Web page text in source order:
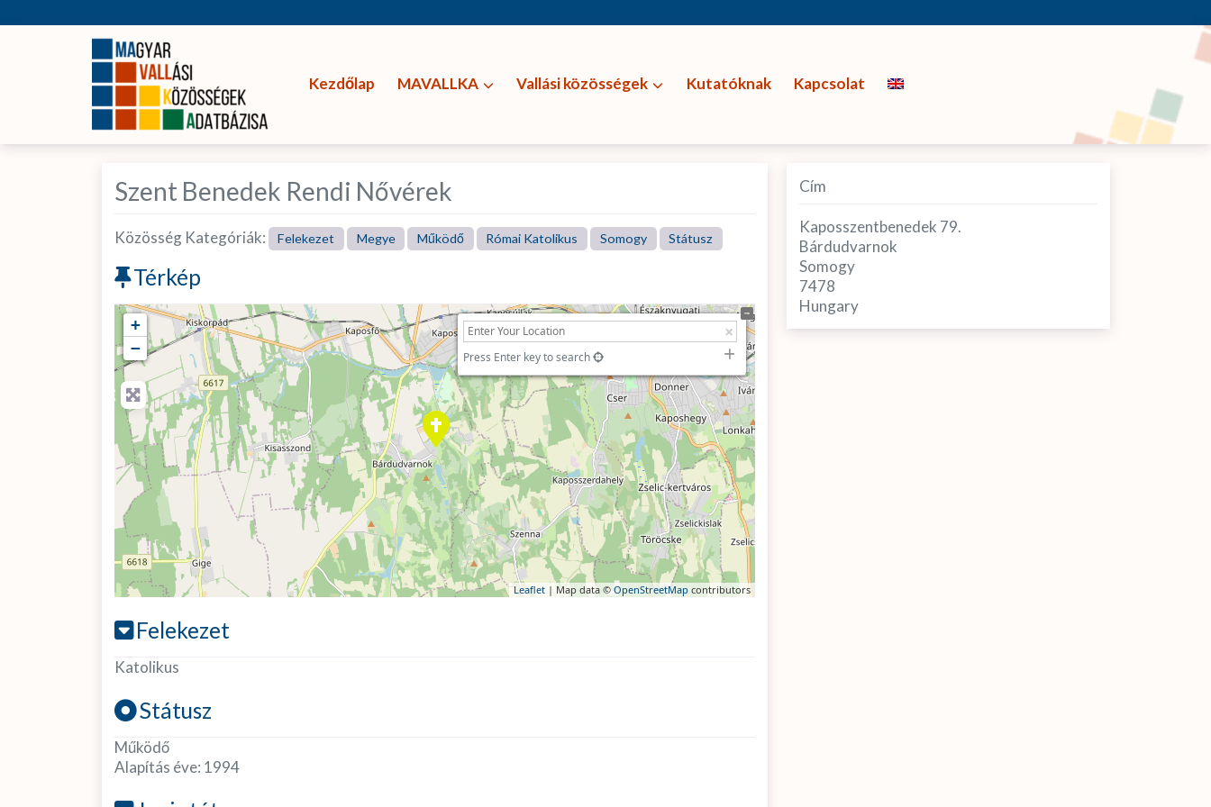
Kezdőlap MAVALLKA Vallási közösségek Kutatóknak Kapcsolat
Szent Benedek Rendi Nővérek
Közösség Kategóriák: Felekezet Megye Működő Római Katolikus Somogy Státusz
Térkép
+
−
Press Enter key to search
Leaflet| Map data © OpenStreetMap contributors
Felekezet
Katolikus
Státusz
Működő
Alapítás éve: 1994
Cím
Kaposszentbenedek 79.
Bárdudvarnok
Somogy
7478
Hungary